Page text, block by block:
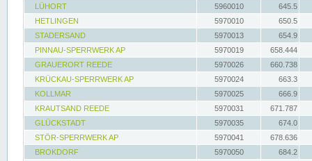
LÜHORT
5960010
645.5
HETLINGEN
5970010
650.5
STADERSAND
5970013
654.9
PINNAU-SPERRWERK AP
5970019
658.444
GRAUERORT REEDE
5970026
660.738
KRÜCKAU-SPERRWERK AP
5970024
663.3
KOLLMAR
5970025
666.9
KRAUTSAND REEDE
5970031
671.787
GLÜCKSTADT
5970035
674.0
STÖR-SPERRWERK AP
5970041
678.636
BROKDORF
5970050
684.2